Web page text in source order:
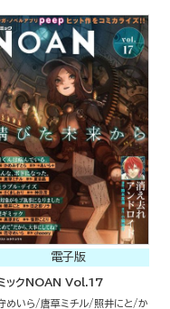
電子版
ックNOAN Vol.17
めいら 唐草ミチル 照井にと
か